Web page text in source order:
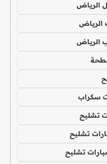
الرياض
الرياض
سكراب
تشليح
تشليح
تشليح